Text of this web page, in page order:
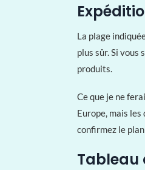
La plage
plus sûr. Si
produits.
Ce que je ne
Europe, mais
confirmez le
Tableau